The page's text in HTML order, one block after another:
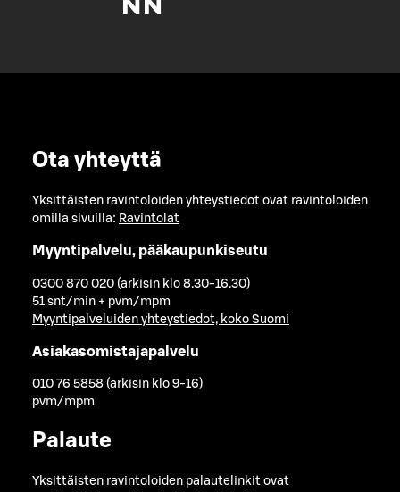
Ota yhteyttä
Yksittäisten ravintoloiden yhteystiedot ovat ravintoloiden
omilla sivuilla: Ravintolat
Myyntipalvelu, pääkaupunkiseutu
0300 870 020 (arkisin klo 8.30-16.30)
51 snt/min + pvm/mpm
Myyntipalveluiden yhteystiedot, koko Suomi
Asiakasomistajapalvelu
010 76 5858 (arkisin klo 9-16)
pvm/mpm
Palaute
Yksittäisten ravintoloiden palautelinkit ovat